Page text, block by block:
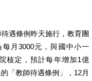
遇條例昨天施行，教育團
月3000元，與國中小一
核定，預計每年增加1億
「教師待遇條例」，12月